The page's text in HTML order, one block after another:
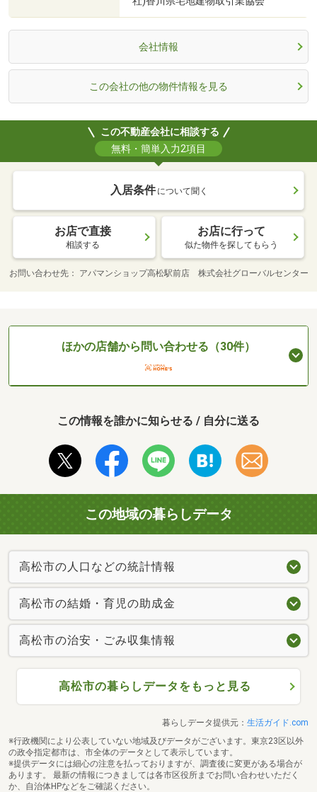
会社情報
この会社の他の物件情報を見る
この不動産会社に相談する
無料・簡単入力2項目
入居条件 について聞く
お店で直接
相談する
お店に行って
似た物件を探してもらう
お問い合わせ先 アパマンショップ高松駅前店 株式会社グローバルセンター
ほかの店舗から問い合わせる（30件）
この情報を誰かに知らせる / 自分に送る
この地域の暮らしデータ
高松市の人口などの統計情報
高松市の結婚・育児の助成金
高松市の治安・ごみ収集情報
高松市の暮らしデータをもっと見る
暮らしデータ提供元： 生活ガイド.com
※行政機関により公表していない地域及びデータがございます。東京23区以外
の政令指定都市は、市全体のデータとして表示しています。
※提供データには細心の注意を払っておりますが、調査後に変更がある場合が
あります。 最新の情報につきましては各市区役所までお問い合わせいただく
か、自治体HPなどをご確認ください。